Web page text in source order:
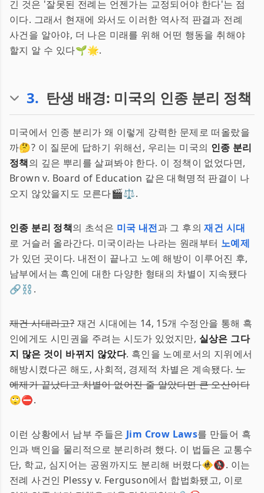
긴 것은 '잘못된 전례는 언젠가는 교정되어야 한다'는 점
이다. 그래서 현재에 와서도 이러한 역사적 판결과 전례
사건을 알아야, 더 나은 미래를 위해 어떤 행동을 취해야
할지 알 수 있다🌱🌟.
3. 탄생 배경: 미국의 인종 분리 정책
미국에서 인종 분리가 왜 이렇게 강력한 문제로 떠올랐을
까🤔? 이 질문에 답하기 위해선, 우리는 미국의 인종 분리
정책의 깊은 뿌리를 살펴봐야 한다. 이 정책이 없었다면,
Brown v. Board of Education 같은 대혁명적 판결이 나
오지 않았을지도 모른다🎬⚖️.
인종 분리 정책의 초석은 미국 내전과 그 후의재건 시대
로 거슬러 올라간다. 미국이라는 나라는 원래부터 노예제
가 있던 곳이다. 내전이 끝나고 노예 해방이 이루어진 후,
남부에서는 흑인에 대한 다양한 형태의 차별이 지속됐다
🔗⛓️.
재건 시대라고?재건 시대에는 14, 15개 수정안을 통해 흑
인에게도 시민권을 주려는 시도가 있었지만, 실상은 그다
지 많은 것이 바뀌지 않았다. 흑인을 노예로서의 지위에서
해방시켰다곤 해도, 사회적, 경제적 차별은 계속됐다. 노
예제가 끝났다고 차별이 없어진 줄 알았다면 큰 오산이다
🙄⛔.
이런 상황에서 남부 주들은 Jim Crow Laws를 만들어 흑
인과 백인을 물리적으로 분리하려 했다. 이 법들은 교통수
단, 학교, 심지어는 공원까지도 분리해 버렸다🚸🚷. 이는
전례 사건인 Plessy v. Ferguson에서 합법화됐고, 이로